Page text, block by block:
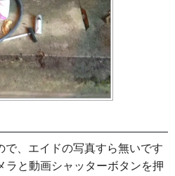
で、エイドの写真すら無いです
ラと動画シャッターボタンを押